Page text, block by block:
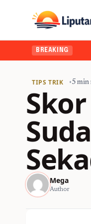
BREAKING
TIPS TRIK •5 min
Mega
Author